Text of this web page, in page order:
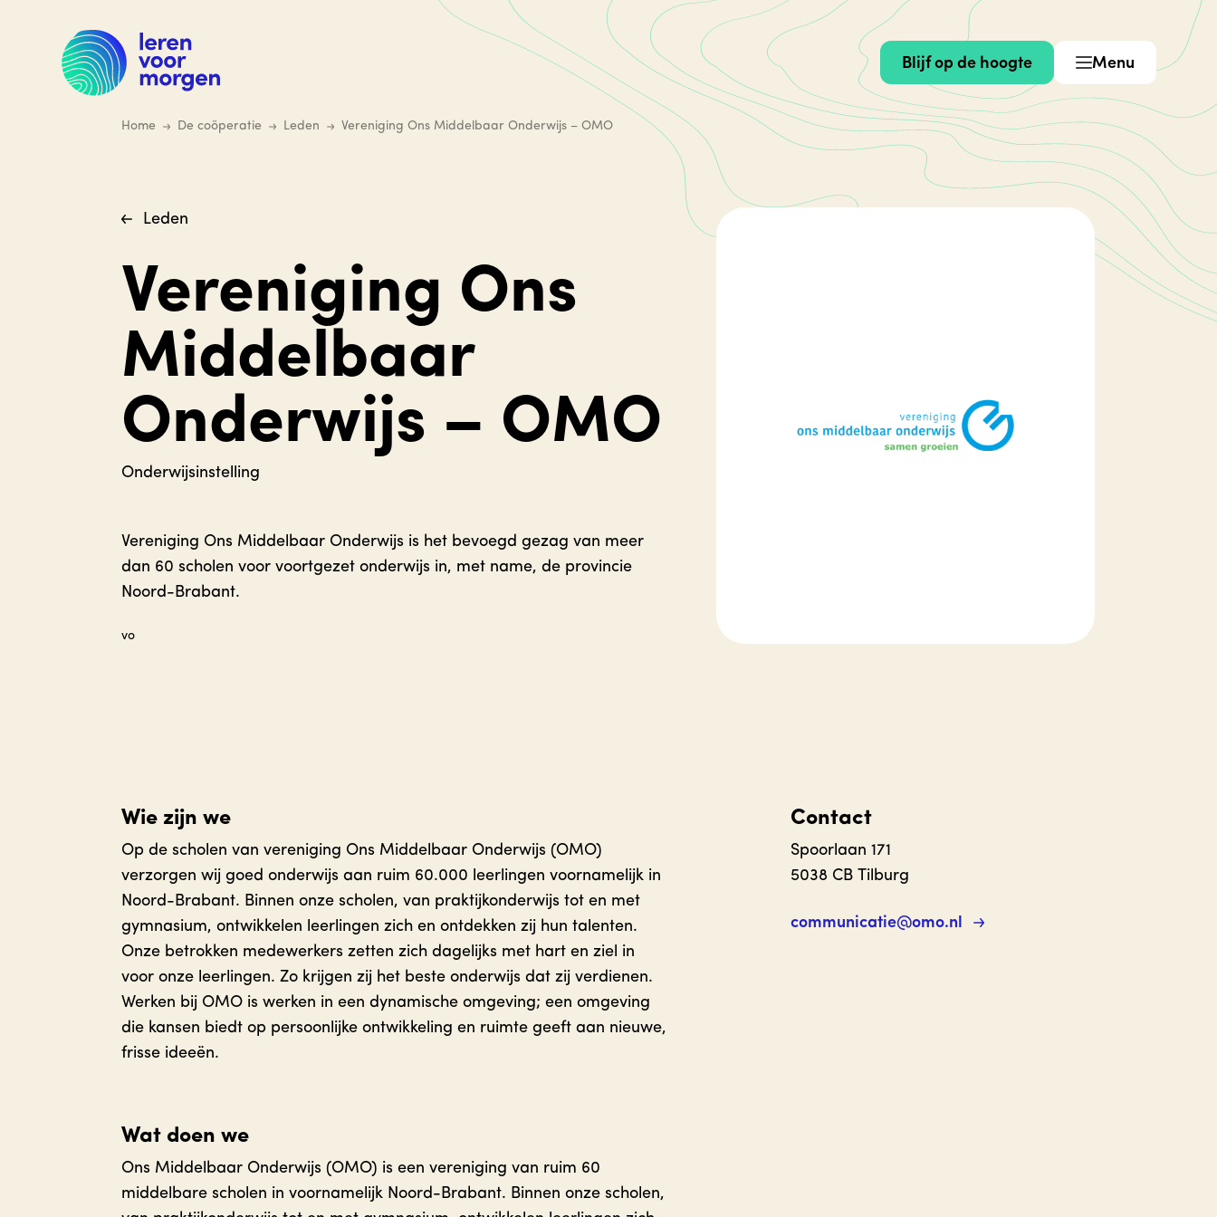
hoofdinhoud
Blijf op de hoogte Menu
Home De coöperatie Leden Vereniging Ons Middelbaar Onderwijs – OMO
Leden
Vereniging Ons
Middelbaar
Onderwijs – OMO
Onderwijsinstelling
Vereniging Ons Middelbaar Onderwijs is het bevoegd gezag van meer
dan 60 scholen voor voortgezet onderwijs in, met name, de provincie
Noord-Brabant.
vo
Wie zijn we
Op de scholen van vereniging Ons Middelbaar Onderwijs (OMO)
verzorgen wij goed onderwijs aan ruim 60.000 leerlingen voornamelijk in
Noord-Brabant. Binnen onze scholen, van praktijkonderwijs tot en met
gymnasium, ontwikkelen leerlingen zich en ontdekken zij hun talenten.
Onze betrokken medewerkers zetten zich dagelijks met hart en ziel in
voor onze leerlingen. Zo krijgen zij het beste onderwijs dat zij verdienen.
Werken bij OMO is werken in een dynamische omgeving; een omgeving
die kansen biedt op persoonlijke ontwikkeling en ruimte geeft aan nieuwe,
frisse ideeën.
Wat doen we
Ons Middelbaar Onderwijs (OMO) is een vereniging van ruim 60
middelbare scholen in voornamelijk Noord-Brabant. Binnen onze scholen,
Contact
Spoorlaan 171
5038 CB Tilburg
communicatie@omo.nl